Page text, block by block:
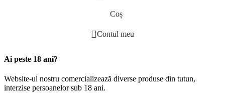
Coș
Contul meu
Ai peste 18 ani?
Website-ul nostru comercializează diverse produse din tutun,
interzise persoanelor sub 18 ani.